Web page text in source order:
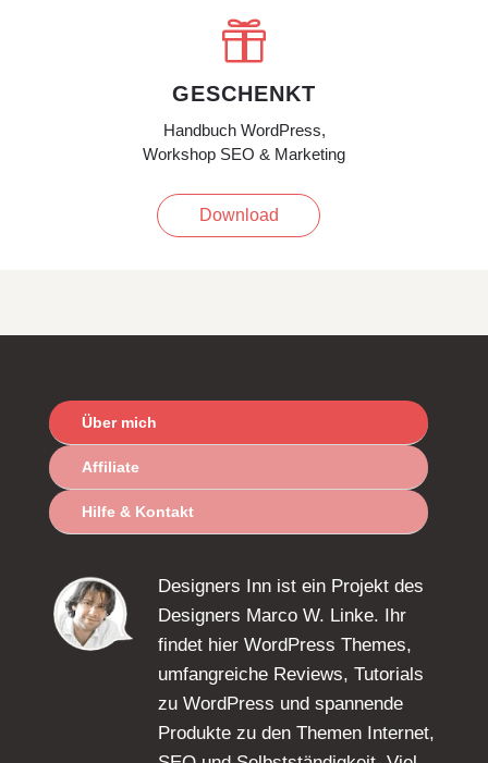

GESCHENKT
Handbuch WordPress,
Workshop SEO & Marketing
Download
Über mich
Affiliate
Hilfe & Kontakt
Designers Inn ist ein Projekt des
Designers Marco W. Linke. Ihr
findet hier WordPress Themes,
umfangreiche Reviews, Tutorials
zu WordPress und spannende
Produkte zu den Themen Internet,